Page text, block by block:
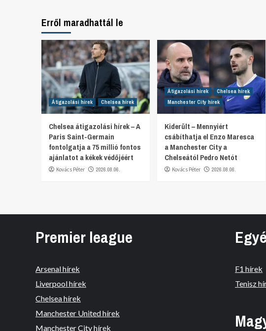
Erről maradhattál le
Átigazolási hírek Chelsea hírek
Chelsea átigazolási hírek – A
Paris Saint-Germain
fontolgatja a 75 millió fontos
ajánlatot a kékek védőjéért
Kovács Péter 2026.08.06.
Átigazolási hírek
Chelsea hírek
Manchester City hírek
Kiderült – Mennyiért
csábíthatja el Enzo Maresca
a Manchester City a
Chelseától Pedro Netót
Kovács Péter 2026.08.06.
Premier league
Arsenal hírek
Liverpool hírek
Chelsea hírek
Manchester United hírek
Manchester City hírek
F1 hírek
Tenisz